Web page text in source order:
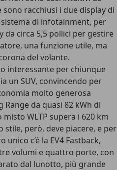
racchiusi i due display di
di infotainment, per
da circa 5,5 pollici per gestire
una funzione utile, ma
del volante.
interessante per chiunque
un SUV, convincendo per
molto generosa
da quasi 82 kWh di
WLTP supera i 620 km
stile, però, deve piacere, e per
unico c’è la EV4 Fastback,
volumi e quattro porte, con
dal lunotto, più grande